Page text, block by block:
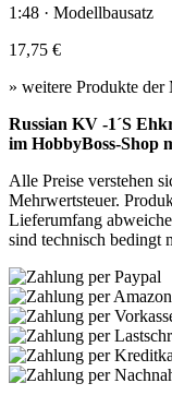
1:48 · Modellbausatz
17,75 €
» weitere Produkte der
Russian KV -1´S
im HobbyBoss-Shop
Alle Preise verstehen
Mehrwertsteuer.
Lieferumfang
sind technisch bedingt